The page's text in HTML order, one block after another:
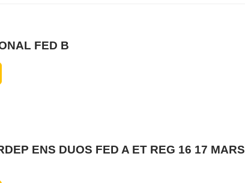
FED B
ENS DUOS FED A ET REG 16 17 MARS